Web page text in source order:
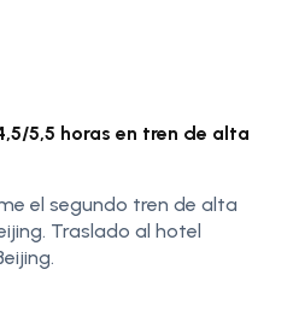
5,5 horas en tren de alta
el segundo tren de alta
Traslado al hotel